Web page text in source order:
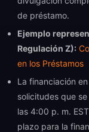
de préstamo.
Ejemplo
Regulación Z):
en los Préstamos
La financiación
solicitudes que
las 4:00 p. m.
plazo para la